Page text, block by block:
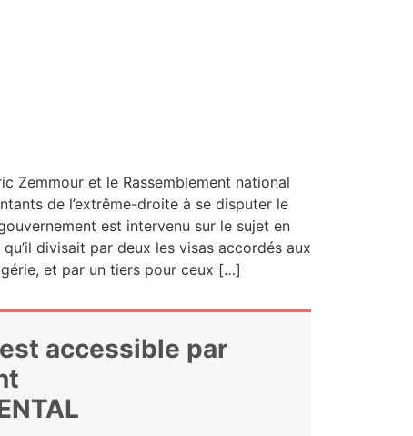
Zem­mour et le Ras­sem­ble­ment natio­nal
de l’ex­trême-droite à se dis­pu­ter le
est inter­ve­nu sur le sujet en
divi­sait par deux les visas accor­dés aux
et par un tiers pour ceux […]
accessible par